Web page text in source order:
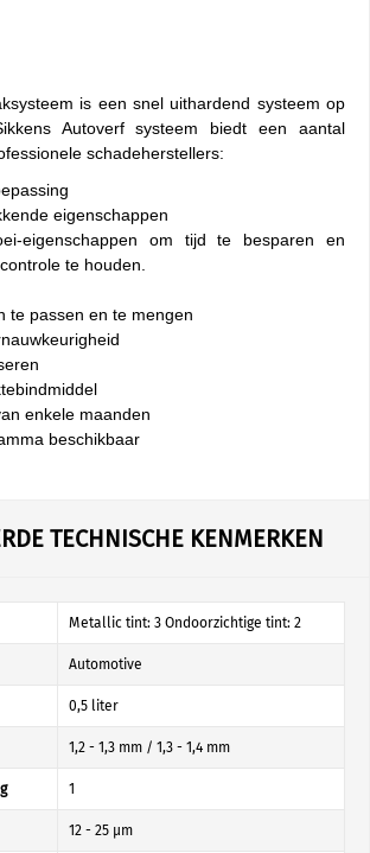
is een snel uithardend systeem op
Autoverf systeem biedt een aantal
schadeherstellers:
eigenschappen
eigenschappen om tijd te besparen en
te houden.
te passen en te mengen
enkele maanden
beschikbaar
TECHNISCHE KENMERKEN
Metallic tint: 3 Ondoorzichtige tint: 2
Automotive
0,5 liter
1,2 - 1,3 mm / 1,3 - 1,4 mm
1
12 - 25 µm